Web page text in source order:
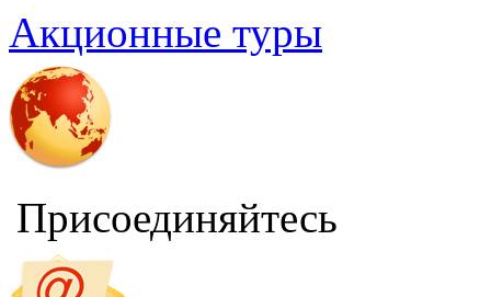
Акционные туры
Присоединяйтесь